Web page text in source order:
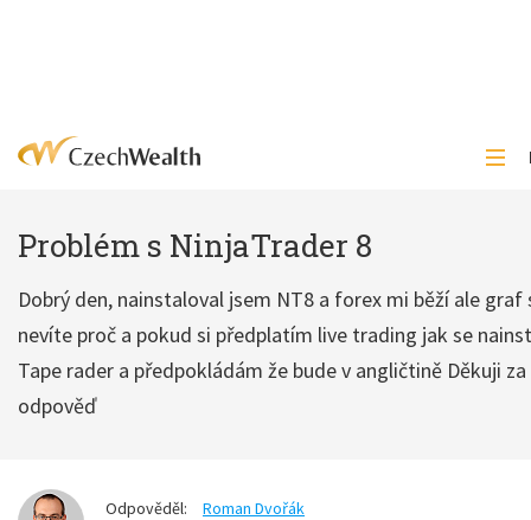
Problém s NinjaTrader 8
Dobrý den, nainstaloval jsem NT8 a forex mi běží ale graf
nevíte proč a pokud si předplatím live trading jak se
Tape rader a předpokládám že bude v angličtině Děkuji za
odpověď
Odpověděl:
Roman Dvořák